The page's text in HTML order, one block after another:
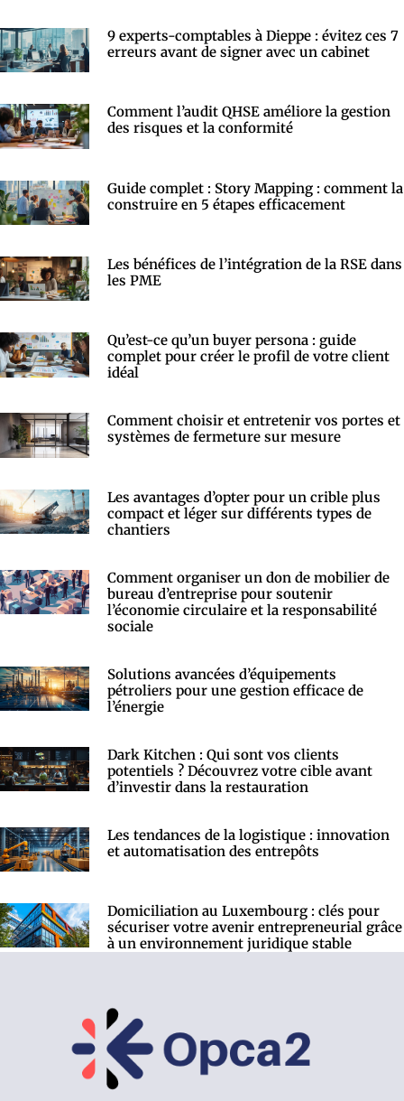
9 experts-comptables à Dieppe : évitez ces 7
erreurs avant de signer avec un cabinet
Comment l’audit QHSE améliore la gestion
des risques et la conformité
Guide complet : Story Mapping : comment la
construire en 5 étapes efficacement
Les bénéfices de l’intégration de la RSE dans
les PME
Qu’est-ce qu’un buyer persona : guide
complet pour créer le profil de votre client
idéal
Comment choisir et entretenir vos portes et
systèmes de fermeture sur mesure
Les avantages d’opter pour un crible plus
compact et léger sur différents types de
chantiers
Comment organiser un don de mobilier de
bureau d’entreprise pour soutenir
l’économie circulaire et la responsabilité
sociale
Solutions avancées d’équipements
pétroliers pour une gestion efficace de
l’énergie
Dark Kitchen : Qui sont vos clients
potentiels ? Découvrez votre cible avant
d’investir dans la restauration
Les tendances de la logistique : innovation
et automatisation des entrepôts
Domiciliation au Luxembourg : clés pour
sécuriser votre avenir entrepreneurial grâce
à un environnement juridique stable